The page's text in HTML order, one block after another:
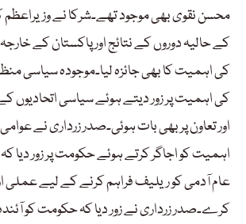
محسن نقوی بھی موجود تھے۔شرکا نے
کے حالیہ دوروں کے نتائج اور پاکستان کے
کی اہمیت کا بھی جائزہ لیا۔موجودہ سیاسی
کی اہمیت پر زور دیتے ہوئے سیاسی اتحادیوں
اور تعاون پر بھی بات ہوئی۔صدر زرداری نے
اہمیت کو اجاگر کرتے ہوئے حکومت پر زور دیا
عام آدمی کو ریلیف فراہم کرنے کے لیے عملی
کرے۔صدر زرداری نے زور دیا کہ حکومت کو